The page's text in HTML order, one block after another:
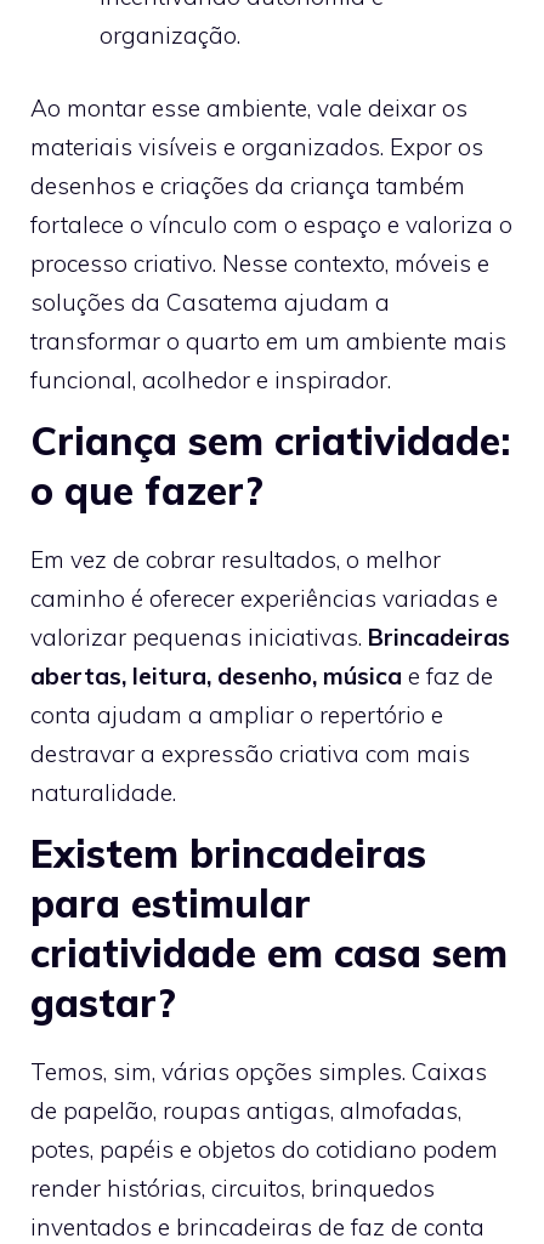
organização.
Ao montar esse ambiente, vale deixar os
materiais visíveis e organizados. Expor os
desenhos e criações da criança também
fortalece o vínculo com o espaço e valoriza o
processo criativo. Nesse contexto, móveis e
soluções da Casatema ajudam a
transformar o quarto em um ambiente mais
funcional, acolhedor e inspirador.
Criança sem criatividade:
o que fazer?
Em vez de cobrar resultados, o melhor
caminho é oferecer experiências variadas e
valorizar pequenas iniciativas. Brincadeiras
abertas, leitura, desenho, música e faz de
conta ajudam a ampliar o repertório e
destravar a expressão criativa com mais
naturalidade.
Existem brincadeiras
para estimular
criatividade em casa sem
gastar?
Temos, sim, várias opções simples. Caixas
de papelão, roupas antigas, almofadas,
potes, papéis e objetos do cotidiano podem
render histórias, circuitos, brinquedos
inventados e brincadeiras de faz de conta